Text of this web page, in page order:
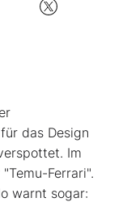
das Design
Im
Ferrari".
warnt sogar: